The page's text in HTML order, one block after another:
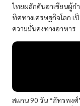
ไทยผลักดันอาเซียนผู้ก
ทิศทางเศรษฐกิจโลก เ
ความมั่นคงทางอาหาร
สแกน 90 วัน “ภัทรพง